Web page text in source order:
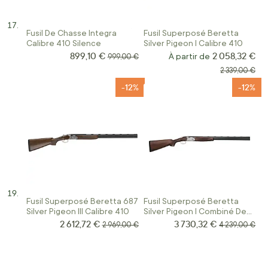
Fusil De Chasse Integra
Calibre 410 Silence
Prix Spécial
899,10 € Prix normal
999,00 €
Fusil Superposé Beretta
Silver Pigeon I Calibre 410
À partir de 2 058,32 €
Prix normal
2 339,00 €
Fusil Superposé Beretta 687
Silver Pigeon III Calibre 410
-12%
Prix Spécial
2 612,72 € Prix normal
2 969,00 €
Fusil Superposé Beretta
Silver Pigeon I Combiné Deux
Canons Calibre 28 et 410
-12%
Prix Spécial
3 730,32 € Prix normal
4 239,00 €